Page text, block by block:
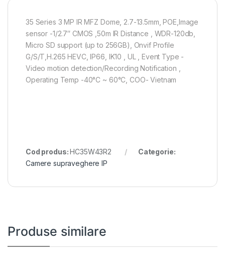
35 Series 3 MP IR MFZ Dome, 2.7-13.5mm, POE,Image
sensor -1/2.7″ CMOS ,50m IR Distance , WDR-120db,
Micro SD support (up to 256GB), Onvif Profile
G/S/T,H.265 HEVC, IP66, IK10 , UL , Event Type -
Video motion detection/Recording Notification ,
Operating Temp -40°C ~ 60°C, COO- Vietnam
Cod produs:HC35W43R2
Categorie:
Camere supraveghere IP
Produse similare